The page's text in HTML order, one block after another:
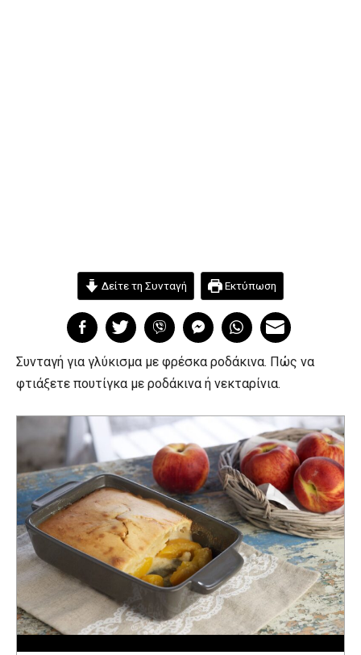
Δείτε τη Συνταγή Εκτύπωση
Συνταγή για γλύκισμα με φρέσκα ροδάκινα. Πώς να
φτιάξετε πουτίγκα με ροδάκινα ή νεκταρίνια.